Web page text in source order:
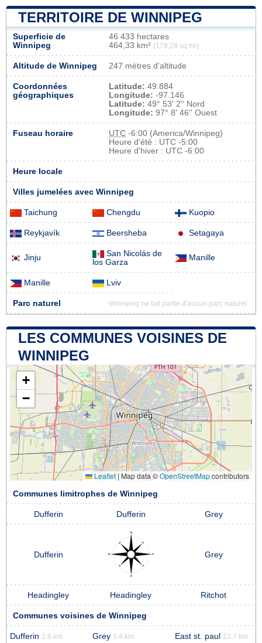
TERRITOIRE DE WINNIPEG
Superficie de
Winnipeg
46 433 hectares
464,33 km² (179,28 sq mi)
Altitude de Winnipeg 247 mètres d'altitude
Coordonnées
géographiques
Latitude: 49.884
Longitude: -97.146
Latitude: 49° 53' 2'' Nord
Longitude: 97° 8' 46'' Ouest
Fuseau horaire UTC -6:00 (America/Winnipeg)
Heure d'été : UTC -5:00
Heure d'hiver : UTC -6:00
Heure locale
Villes jumelées avec Winnipeg
Taichung Chengdu Kuopio
Reykjavík Beersheba Setagaya
Jinju
San Nicolás de
los Garza
Manille
Manille Lviv
Parc naturel Winnipeg ne fait partie d'aucun parc naturel
LES COMMUNES VOISINES DE
WINNIPEG
+
−
Leaflet | Map data ©OpenStreetMapcontributors
Communes limitrophes de Winnipeg
Dufferin Dufferin Grey
Dufferin Grey
Headingley Headingley Ritchot
Communes voisines de Winnipeg
Dufferin 2.6 km Grey 3.4 km East st. paul 12.7 km